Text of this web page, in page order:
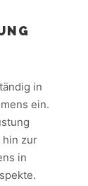
in
ein.
hin zur
in